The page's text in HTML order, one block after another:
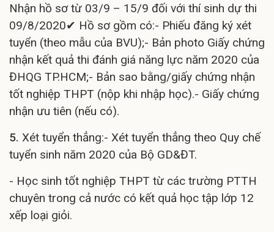
Nhận hồ sơ từ 03/9 – 15/9 đối với thí sinh dự thi
09/8/2020✔ Hồ sơ gồm có:- Phiếu đăng ký xét
tuyển (theo mẫu của BVU);- Bản photo Giấy chứng
nhận kết quả thi đánh giá năng lực năm 2020 của
ĐHQG TP.HCM;- Bản sao bằng/giấy chứng nhận
tốt nghiệp THPT (nộp khi nhập học).- Giấy chứng
nhận ưu tiên (nếu có).
5. Xét tuyển thẳng:- Xét tuyển thẳng theo Quy chế
tuyển sinh năm 2020 của Bộ GD&ĐT.
- Học sinh tốt nghiệp THPT từ các trường PTTH
chuyên trong cả nước có kết quả học tập lớp 12
xếp loại giỏi.